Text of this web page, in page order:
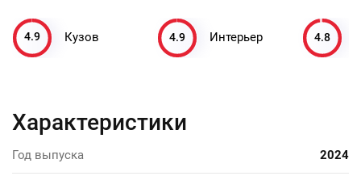
4.9 Кузов 4.9 Интерьер 4.8
Характеристики
Год выпуска 2024